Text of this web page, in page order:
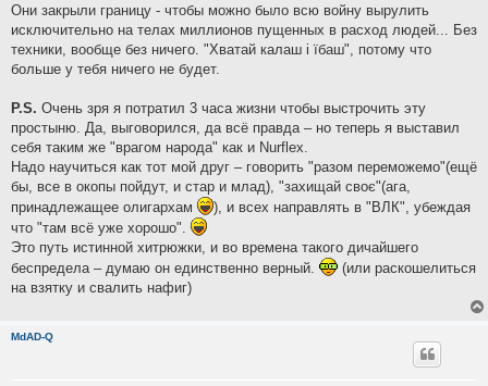
Они закрыли границу - чтобы можно было всю войну вырулить
исключительно на телах миллионов пущенных в расход людей... Без
техники, вообще без ничего. "Хватай калаш i їбаш", потому что
больше у тебя ничего не будет.
P.S. Очень зря я потратил 3 часа жизни чтобы выстрочить эту
простыню. Да, выговорился, да всё правда – но теперь я выставил
себя таким же "врагом народа" как и Nurflex.
Надо научиться как тот мой друг – говорить "разом переможемо"(ещё
бы, все в окопы пойдут, и стар и млад), "захищай своє"(ага,
принадлежащее олигархам
), и всех направлять в "ВЛК", убеждая
что "там всё уже хорошо".
Это путь истинной хитрюжки, и во времена такого дичайшего
беспредела – думаю он единственно верный.
(или раскошелиться
на взятку и свалить нафиг)
MdAD-Q